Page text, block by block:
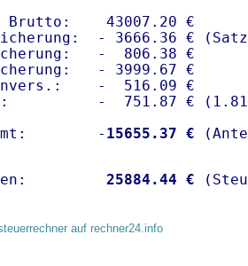
Brutto:    43007.20 €
- 3666.36 €
-  806.38 €
- 3999.67 €
-  516.09 €
-  751.87 € (
- 15655.37 €
25884.44 €
auf rechner24.info